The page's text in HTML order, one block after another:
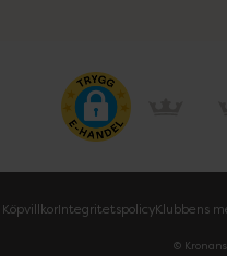
KöpvillkorIntegritetspolicyKlubbens
©